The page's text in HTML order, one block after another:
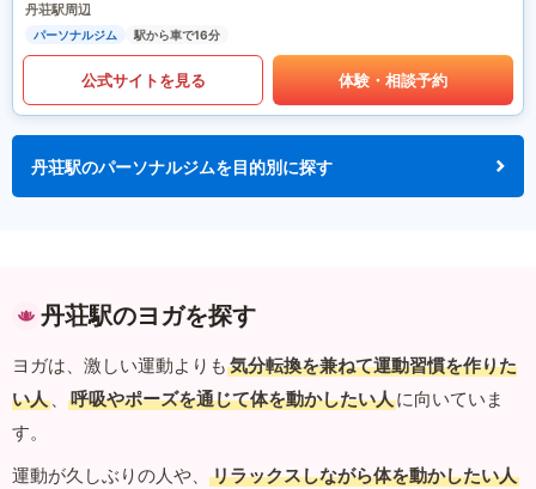
丹荘駅周辺
パーソナルジム 駅から車で16分
公式サイトを見る 体験・相談予約
丹荘駅のパーソナルジムを目的別に探す
丹荘駅のヨガを探す
ヨガは、激しい運動よりも 気分転換を兼ねて運動習慣を作りた
い人 、 呼吸やポーズを通じて体を動かしたい人に向いていま
す。
運動が久しぶりの人や、
リラックスしながら体を動かしたい人